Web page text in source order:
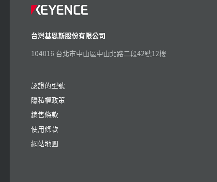
台灣基恩斯股份有限公司
104016 台北市中山區中山北路二段42號12樓
認證的型號
隱私權政策
銷售條款
使用條款
網站地圖